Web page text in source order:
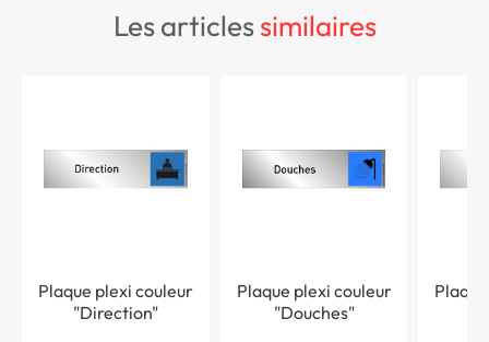
les articlessimilaires
Plaque plexi couleur
"Direction"
Plaque plexi couleur
"Douches"